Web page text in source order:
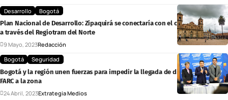
Desarrollo
Bogotá
Plan Nacional de Desarrollo: Zipaquirá se conectaría con el centro de Bogotá
a través del Regiotram del Norte
9 Mayo, 2023Redacción
Bogotá
Seguridad
Bogotá y la región unen fuerzas para impedir la llegada de disidencias de las
FARC a la zona
24 Abril, 2023Extrategia Medios